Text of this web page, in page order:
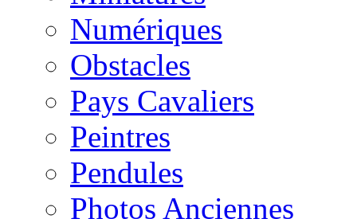
Numériques
Obstacles
Pays Cavaliers
Peintres
Pendules
Photos Anciennes